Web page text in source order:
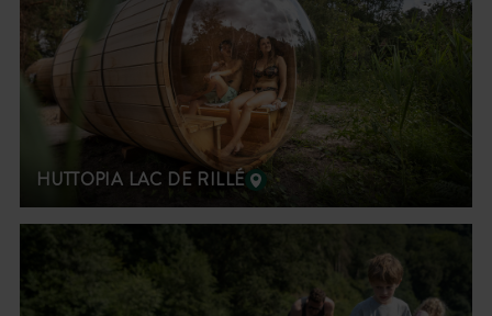
HUTTOPIA LAC DE RILLÉ